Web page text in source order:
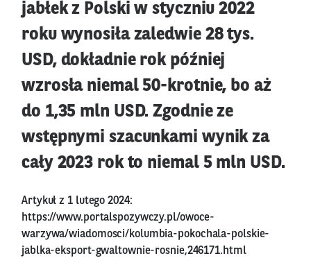
jabłek z Polski w styczniu 2022
roku wynosiła zaledwie 28 tys.
USD, dokładnie rok później
wzrosła niemal 50-krotnie, bo aż
do 1,35 mln USD. Zgodnie ze
wstępnymi szacunkami wynik za
cały 2023 rok to niemal 5 mln USD.
Artykuł z 1 lutego 2024:
https://www.portalspozywczy.pl/owoce-
warzywa/wiadomosci/kolumbia-pokochala-polskie-
jablka-eksport-gwaltownie-rosnie,246171.html